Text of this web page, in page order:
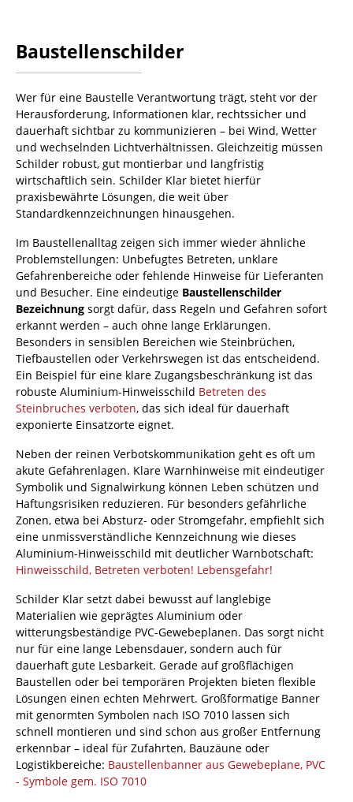
Baustellenschilder
Wer für eine Baustelle Verantwortung trägt, steht vor der
Herausforderung, Informationen klar, rechtssicher und
dauerhaft sichtbar zu kommunizieren – bei Wind, Wetter
und wechselnden Lichtverhältnissen. Gleichzeitig müssen
Schilder robust, gut montierbar und langfristig
wirtschaftlich sein. Schilder Klar bietet hierfür
praxisbewährte Lösungen, die weit über
Standardkennzeichnungen hinausgehen.
Im Baustellenalltag zeigen sich immer wieder ähnliche
Problemstellungen: Unbefugtes Betreten, unklare
Gefahrenbereiche oder fehlende Hinweise für Lieferanten
und Besucher. Eine eindeutige Baustellenschilder
Bezeichnung sorgt dafür, dass Regeln und Gefahren sofort
erkannt werden – auch ohne lange Erklärungen.
Besonders in sensiblen Bereichen wie Steinbrüchen,
Tiefbaustellen oder Verkehrswegen ist das entscheidend.
Ein Beispiel für eine klare Zugangsbeschränkung ist das
robuste Aluminium-Hinweisschild Betreten des
Steinbruches verboten, das sich ideal für dauerhaft
exponierte Einsatzorte eignet.
Neben der reinen Verbotskommunikation geht es oft um
akute Gefahrenlagen. Klare Warnhinweise mit eindeutiger
Symbolik und Signalwirkung können Leben schützen und
Haftungsrisiken reduzieren. Für besonders gefährliche
Zonen, etwa bei Absturz- oder Stromgefahr, empfiehlt sich
eine unmissverständliche Kennzeichnung wie dieses
Aluminium-Hinweisschild mit deutlicher Warnbotschaft:
Hinweisschild, Betreten verboten! Lebensgefahr!
Schilder Klar setzt dabei bewusst auf langlebige
Materialien wie geprägtes Aluminium oder
witterungsbeständige PVC-Gewebeplanen. Das sorgt nicht
nur für eine lange Lebensdauer, sondern auch für
dauerhaft gute Lesbarkeit. Gerade auf großflächigen
Baustellen oder bei temporären Projekten bieten flexible
Lösungen einen echten Mehrwert. Großformatige Banner
mit genormten Symbolen nach ISO 7010 lassen sich
schnell montieren und sind schon aus großer Entfernung
erkennbar – ideal für Zufahrten, Bauzäune oder
Logistikbereiche: Baustellenbanner aus Gewebeplane, PVC
- Symbole gem. ISO 7010